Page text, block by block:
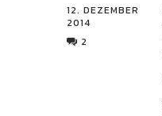
12. DEZEMBER
2014
2